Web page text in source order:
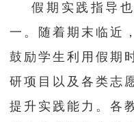
假期实践指导
一。随着期末临近
鼓励学生利用假期
研项目以及各类志
提升实践能力。各